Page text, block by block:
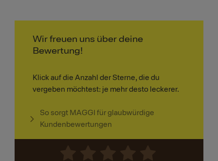
Wir freuen uns über deine
Bewertung!
Klick auf die Anzahl der Sterne, die du
vergeben möchtest: je mehr desto leckerer.
So sorgt MAGGI für glaubwürdige
Kundenbewertungen